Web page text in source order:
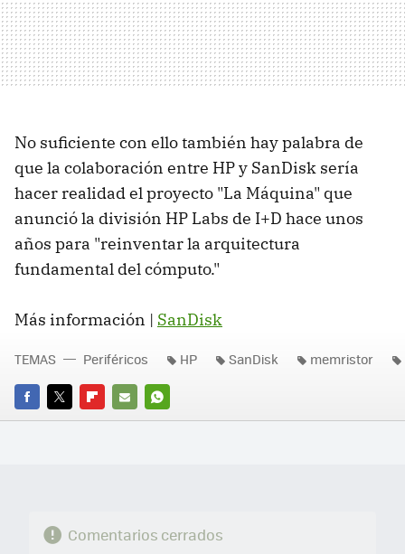
No suficiente con ello también hay palabra de
que la colaboración entre HP y SanDisk sería
hacer realidad el proyecto "La Máquina" que
anunció la división HP Labs de I+D hace unos
años para "reinventar la arquitectura
fundamental del cómputo."
Más información | SanDisk
FACEBOOK
TWITTERFLIPBOARD
E-
WHATSAPP
TEMAS Periféricos HP SanDisk memristor
Comentarios cerrados